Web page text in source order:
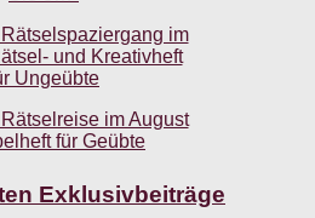
Exklusivbeiträge